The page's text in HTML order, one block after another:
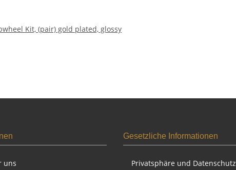
Kit, (pair) gold plated, glossy
uns
Gesetzliche Informationen
Privatsphäre und Datenschutz